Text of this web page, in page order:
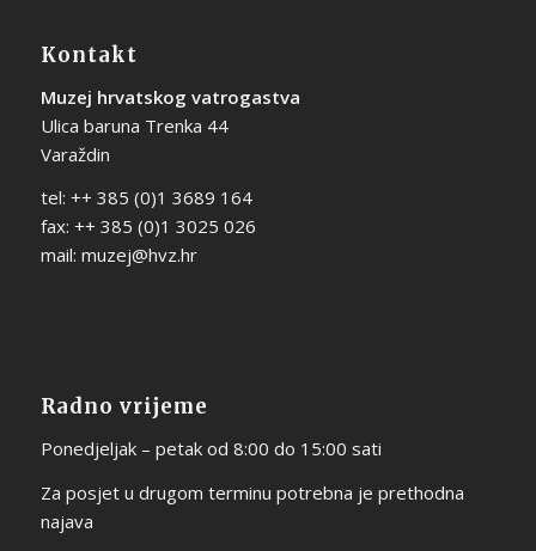
Kontakt
Muzej hrvatskog vatrogastva
Ulica baruna Trenka 44
Varaždin
tel: ++ 385 (0)1 3689 164
fax: ++ 385 (0)1 3025 026
mail: muzej@hvz.hr
Radno vrijeme
Ponedjeljak – petak od 8:00 do 15:00 sati
Za posjet u drugom terminu potrebna je prethodna
najava